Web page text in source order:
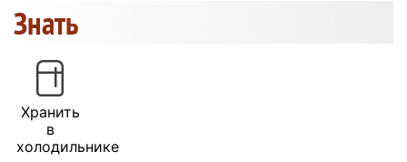
Знать
Хранить
в
холодильнике